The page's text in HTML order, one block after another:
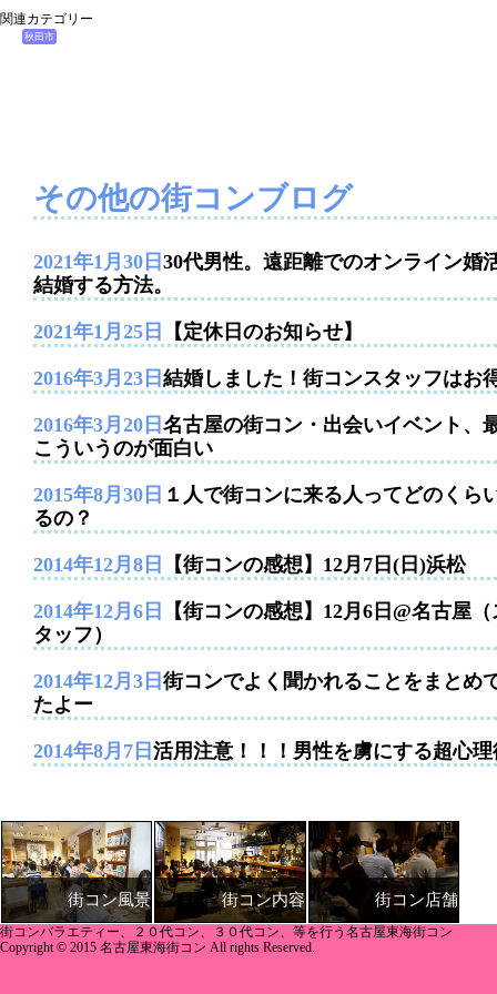
関連カテゴリー
秋田市
その他の街コンブログ
2021年1月30日 30代男性。遠距離でのオンライン婚
結婚する方法。
2021年1月25日 【定休日のお知らせ】
2016年3月23日 結婚しました！街コンスタッフはお
2016年3月20日 名古屋の街コン・出会いイベント、
こういうのが面白い
2015年8月30日 １人で街コンに来る人ってどのくら
るの？
2014年12月8日 【街コンの感想】12月7日(日)浜松
2014年12月6日
【街コンの感想】12月6日@名古屋（
タッフ）
2014年12月3日 街コンでよく聞かれることをまとめ
たよー
2014年8月7日 活用注意！！！男性を虜にする超心理
街コン風景 街コン内容 街コン店舗
街コンバラエティー、２０代コン、３０代コン、等を行う名古屋東海街コン
Copyright © 2015 名古屋東海街コン All rights Reserved.